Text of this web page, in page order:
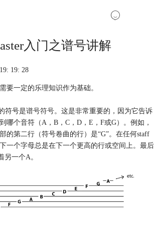
入门之谱号讲解
19: 28
要一定的乐理知识作为基础。
符号是谱号符号。这是非常重要的，因为它告诉
哪个音符（A，B，C，D，E，F或G）。例如，
的第二行（符号卷曲的行）是“G”。在任何staff
一个字母总是在下一个更高的行或空间上。最后
另一个A。